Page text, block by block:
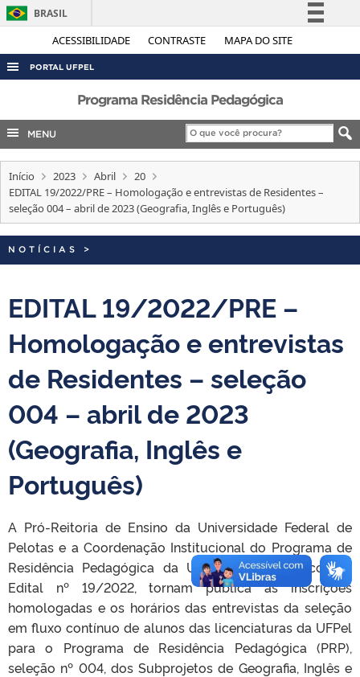
ACESSIBILIDADE CONTRASTE MAPA DO SITE
BRASIL
Simplifique!
Acesso à informação
Legislação
Canais
PORTAL UFPEL
ACESSO À INFORMAÇÃO
AUDITORIA
COBALTO
CONCURSOS
EDITAIS
TELEFONES
Programa Residência Pedagógica
MENU
Início 2023 Abril
20
EDITAL 19/2022/PRE – Homologação e entrevistas de Residentes –
seleção 004 – abril de 2023 (Geografia, Inglês e Português)
NOTÍCIAS >
EDITAL 19/2022/PRE –
Homologação e entrevistas
de Residentes – seleção
004 – abril de 2023
(Geografia, Inglês e
Português)
A Pró-Reitoria de Ensino da Universidade Federal de
Pelotas e a Coordenação Institucional do Programa de
Residência Pedagógica da UFPel, de acordo com o
Edital nº 19/2022, tornam pública as inscrições
homologadas e os horários das entrevistas da seleção
em fluxo contínuo de alunos das licenciaturas da UFPel
para o Programa de Residência Pedagógica (PRP),
seleção nº 004, dos Subprojetos de Geografia, Inglês e